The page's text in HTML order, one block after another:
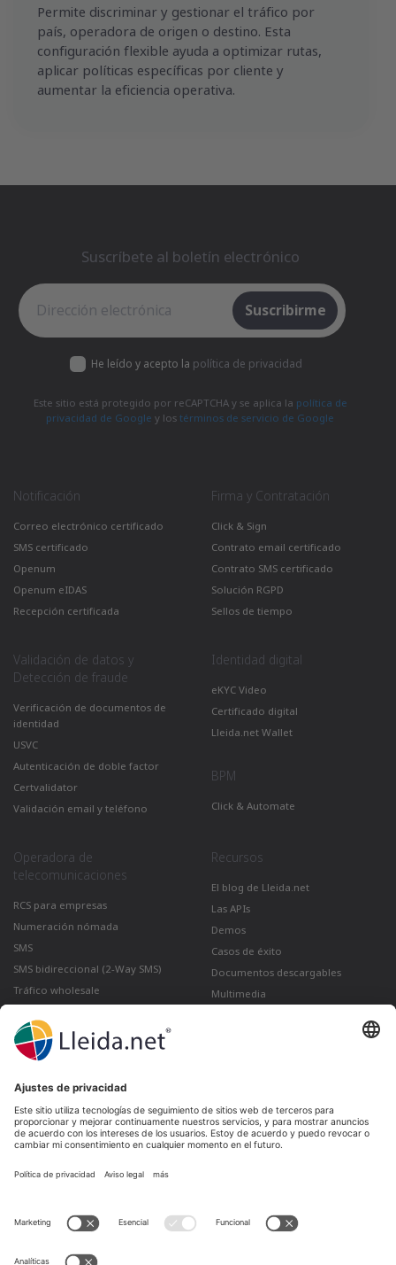
Permite discriminar y gestionar el tráfico por
país, operadora de origen o destino. Esta
configuración flexible ayuda a optimizar rutas,
aplicar políticas específicas por cliente y
aumentar la eficiencia operativa.
Suscríbete al boletín electrónico
Suscribirme
He leído y acepto la política de privacidad
Este sitio está protegido por reCAPTCHA y se aplica la política de
privacidad de Google y lostérminos de servicio de Google
Notificación
Correo electrónico certificado
SMS certificado
Openum
Openum eIDAS
Recepción certificada
Firma y Contratación
Click & Sign
Contrato email certificado
Contrato SMS certificado
Solución RGPD
Sellos de tiempo
Validación de datos y
Detección de fraude
Verificación de documentos de
identidad
USVC
Autenticación de doble factor
Certvalidator
Validación email y teléfono
Identidad digital
eKYC Video
Certificado digital
Lleida.net Wallet
BPM
Click & Automate
Operadora de
telecomunicaciones
RCS para empresas
Numeración nómada
SMS
SMS bidireccional (2-Way SMS)
Tráfico wholesale
Recursos
El blog de Lleida.net
Las APIs
Demos
Casos de éxito
Documentos descargables
Multimedia
Lleida · Madrid · València · São Paulo · Bogotá ·
Santiago de Chile · Dubai · Santo Domingo ·
Lima
Ir a LinkedInIr a Twitter Ir a YouTubeIr a Instagram
Aviso legal